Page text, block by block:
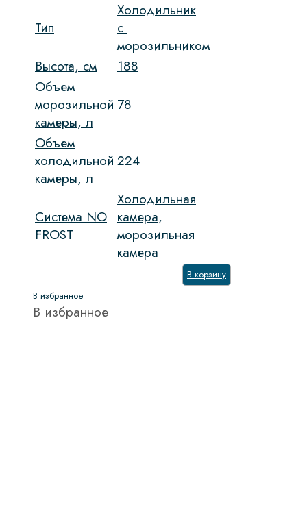
Тип
Холодильник
c
морозильником
Высота, см
188
Объем
морозильной
камеры, л
78
Объем
холодильной
камеры, л
224
Система NO
FROST
Холодильная
камера,
морозильная
камера
В корзину
В избранное
В избранное